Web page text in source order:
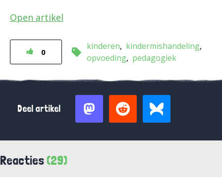
Open artikel
0
kinderen
kindermishandeling
opvoeding pedagogiek
Deel artikel
Reacties (29)